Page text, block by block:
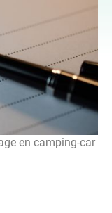
en camping-car